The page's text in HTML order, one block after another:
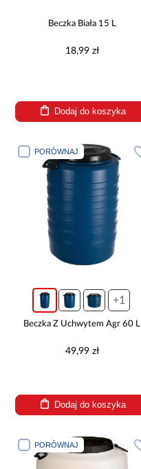
Beczka Biała 15 L
18,99 zł
Dodaj do koszyka
PORÓWNAJ
+1
Beczka Z Uchwytem Agr 60 L
49,99 zł
Dodaj do koszyka
PORÓWNAJ